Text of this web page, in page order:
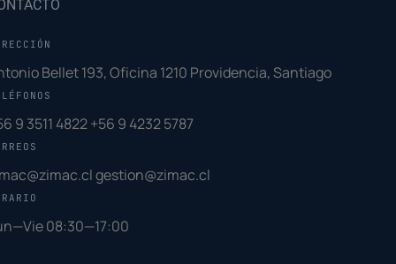
Bellet 193, Oficina 1210 Providencia, Santiago
9 3511 4822 +56 9 4232 5787
gestion@zimac.cl
08:30—17:00